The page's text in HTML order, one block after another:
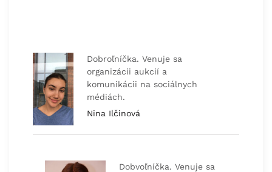
Dobroľníčka. Venuje sa
organizácii aukcií a
komunikácii na sociálnych
médiách.
Nina Ilčinová
Dobvoľníčka. Venuje sa